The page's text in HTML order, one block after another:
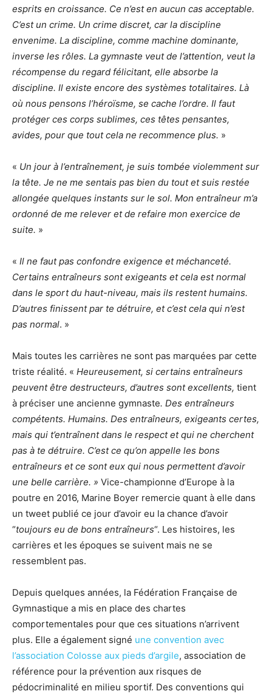
esprits en croissance. Ce n’est en aucun cas acceptable.
C’est un crime. Un crime discret, car la discipline
envenime. La discipline, comme machine dominante,
inverse les rôles. La gymnaste veut de l’attention, veut la
récompense du regard félicitant, elle absorbe la
discipline. Il existe encore des systèmes totalitaires. Là
où nous pensons l’héroïsme, se cache l’ordre. Il faut
protéger ces corps sublimes, ces têtes pensantes,
avides, pour que tout cela ne recommence plus. »
« Un jour à l’entraînement, je suis tombée violemment sur
la tête. Je ne me sentais pas bien du tout et suis restée
allongée quelques instants sur le sol. Mon entraîneur m’a
ordonné de me relever et de refaire mon exercice de
suite. »
« Il ne faut pas confondre exigence et méchanceté.
Certains entraîneurs sont exigeants et cela est normal
dans le sport du haut-niveau, mais ils restent humains.
D’autres finissent par te détruire, et c’est cela qui n’est
pas normal. »
Mais toutes les carrières ne sont pas marquées par cette
triste réalité. « Heureusement, si certains entraîneurs
peuvent être destructeurs, d’autres sont excellents, tient
à préciser une ancienne gymnaste. Des entraîneurs
compétents. Humains. Des entraîneurs, exigeants certes,
mais qui t’entraînent dans le respect et qui ne cherchent
pas à te détruire. C’est ce qu’on appelle les bons
entraîneurs et ce sont eux qui nous permettent d’avoir
une belle carrière. » Vice-championne d’Europe à la
poutre en 2016, Marine Boyer remercie quant à elle dans
un tweet publié ce jour d’avoir eu la chance d’avoir
“toujours eu de bons entraîneurs“. Les histoires, les
carrières et les époques se suivent mais ne se
ressemblent pas.
Depuis quelques années, la Fédération Française de
Gymnastique a mis en place des chartes
comportementales pour que ces situations n’arrivent
plus. Elle a également signé une convention avec
l’association Colosse aux pieds d’argile, association de
référence pour la prévention aux risques de
pédocriminalité en milieu sportif. Des conventions qui